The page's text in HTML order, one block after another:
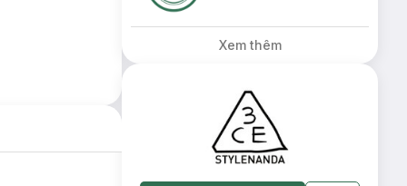
Xem thêm